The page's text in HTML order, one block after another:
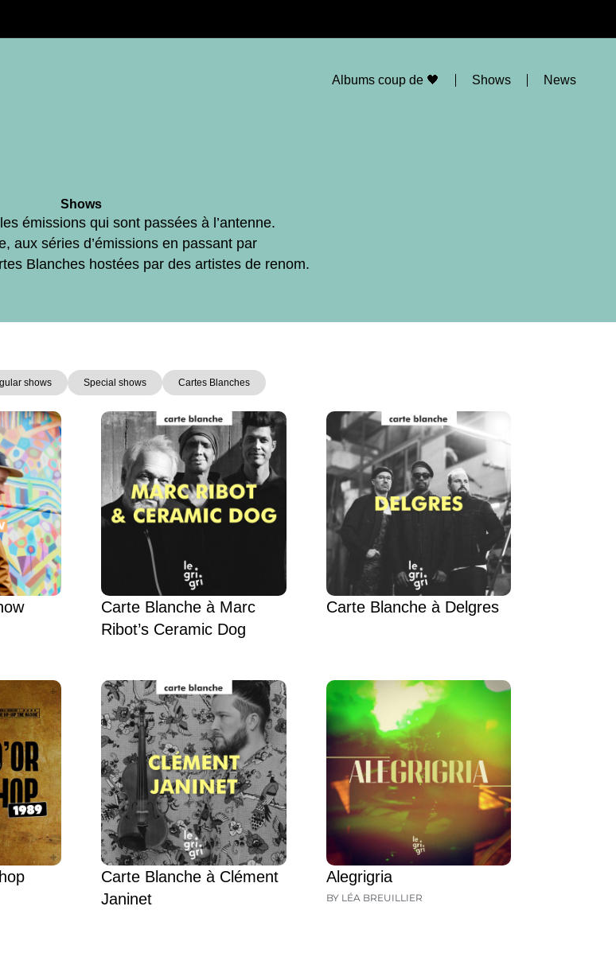
Albums coup de 🖤 Shows News
Shows
émissions qui sont passées à l’antenne.
aux séries d’émissions en passant par
Blanches hostées par des artistes de renom.
shows Special shows Cartes Blanches
Carte Blanche à Marc
Ribot’s Ceramic Dog
Carte Blanche à Delgres
Carte Blanche à Clément
Janinet
Alegrigria
BY LÉA BREUILLIER
PagePagePage Page Page